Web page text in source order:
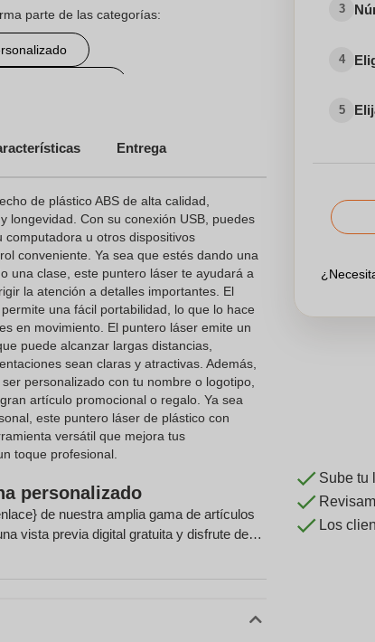
parte de las categorías:
personalizados
Personalizados para el Sector Sanitario
Entrega
de plástico ABS de alta calidad,
longevidad. Con su conexión USB, puedes
computadora u otros dispositivos
conveniente. Ya sea que estés dando una
una clase, este puntero láser te ayudará a
la atención a detalles importantes. El
una fácil portabilidad, lo que lo hace
en movimiento. El puntero láser emite un
puede alcanzar largas distancias,
sean claras y atractivas. Además,
personalizado con tu nombre o logotipo,
artículo promocional o regalo. Ya sea
este puntero láser de plástico con
versátil que mejora tus
toque profesional.
personalizado
de nuestra amplia gama de artículos
vista previa digital gratuita y disfrute de
3
4
5
Sube tu
Los